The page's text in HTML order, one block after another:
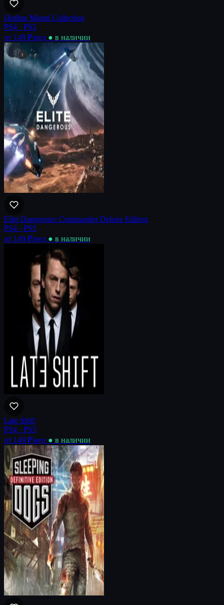
Hotline Miami Collection
PS4 · PS5
от 149 ₽/нед ● в наличии
Elite Dangerous: Commander Deluxe Edition
PS4 · PS5
от 149 ₽/нед ● в наличии
Late Shift
PS4 · PS5
от 149 ₽/нед ● в наличии